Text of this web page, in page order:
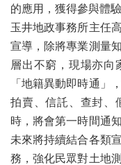
專
區
其
他
服
地
籍
圖
的應用，獲得參與體
玉井地政事務所主任
宣導，除將專業測量
層出不窮，現場亦向
「地籍異動即時通」
拍賣、信託、查封、
時，將會第一時間通
未來將持續結合各類
務，強化民眾對土地